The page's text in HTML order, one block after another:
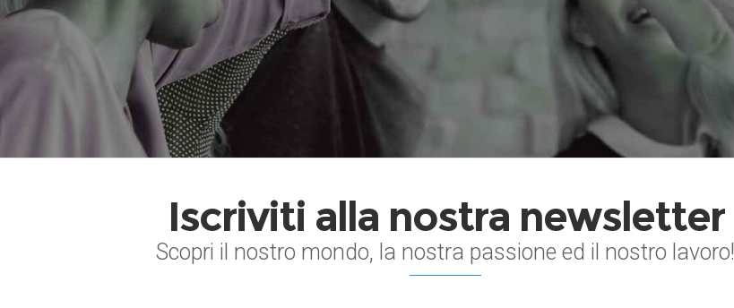
Iscriviti alla nostra newsletter
Scopri il nostro mondo, la nostra passione ed il nostro lavoro!